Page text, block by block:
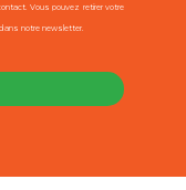
Vous pouvez retirer votre
notre newsletter.